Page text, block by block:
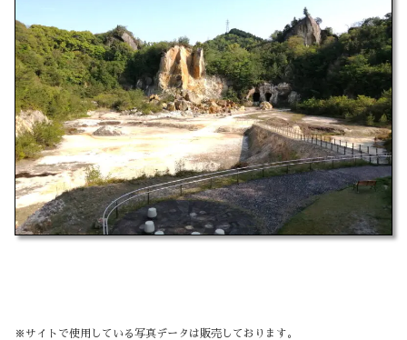
※サイトで使用している写真データは販売しております。